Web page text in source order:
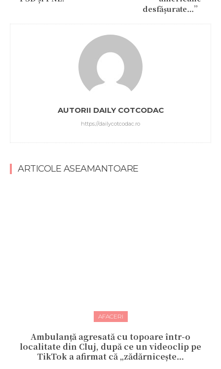
desfășurate…”
AUTORII DAILY COTCODAC
https://dailycotcodac.ro
ARTICOLE ASEAMANTOARE
AFACERI
Ambulanță agresată cu topoare într-o
localitate din Cluj, după ce un videoclip pe
TikTok a afirmat că „zădărnicește…